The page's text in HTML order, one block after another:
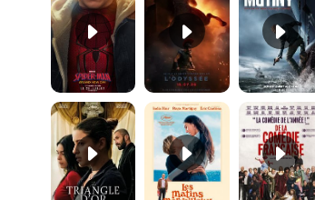
Les Matins merveilleux Bande-annonce VF De la Comédie-Française Teaser VF